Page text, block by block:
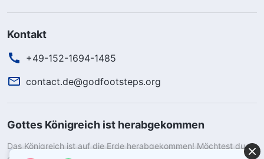
Kontakt
+49-152-1694-1485
contact.de@godfootsteps.org
Gottes Königreich ist herabgekommen
Das Königreich ist auf die Erde herabgekommen! Möchtest du